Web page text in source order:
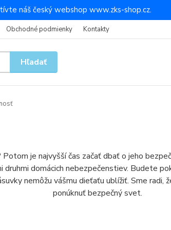
náš český webshop www.zks-shop.cz.
Obchodné podmienky Kontakty
Hľadať
je najvyšší čas začať dbať o jeho
druhmi domácich nebezpečenstiev. Budete
nemôžu vášmu dieťaťu ublížiť. Sme radi,
ponúknuť bezpečný svet.